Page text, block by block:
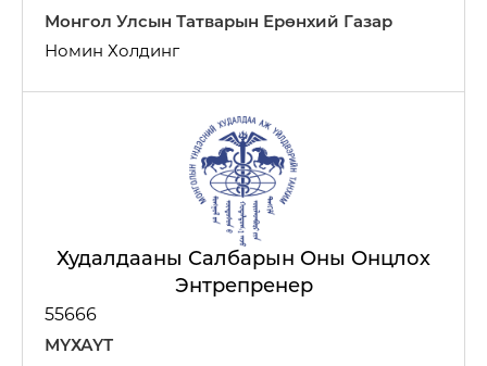
Барилга үл хөдлөх хөрөнгө
Монгол Улсын Татварын Ерөнхий Газар
Номин Холдинг
Худалдааны Салбарын Оны Онцлох
Энтрепренер
55666
МҮХАҮТ